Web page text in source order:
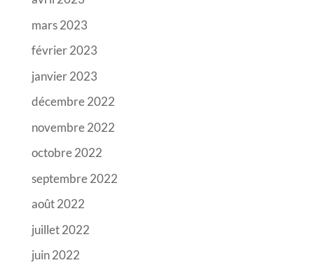
mars 2023
février 2023
janvier 2023
décembre 2022
novembre 2022
octobre 2022
septembre 2022
août 2022
juillet 2022
juin 2022